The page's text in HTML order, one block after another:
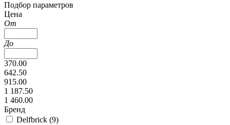
Подбор параметров
Цена
От
До
370.00
642.50
915.00
1 187.50
1 460.00
Бренд
Delfbrick (9)